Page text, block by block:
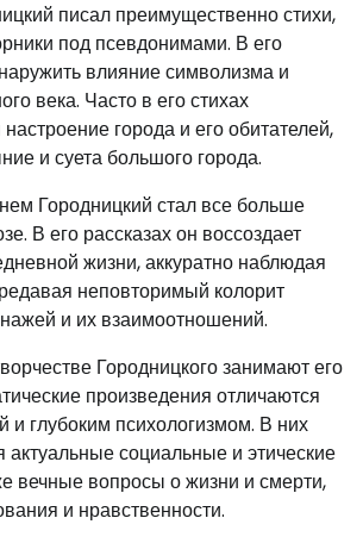
писал преимущественно стихи,
под псевдонимами. В его
влияние символизма и
века. Часто в его стихах
города и его обитателей,
и суета большого города.
Городницкий стал все больше
В его рассказах он воссоздает
жизни, аккуратно наблюдая
неповторимый колорит
и их взаимоотношений.
Городницкого занимают его
произведения отличаются
и глубоким психологизмом. В них
актуальные социальные и этические
вечные вопросы о жизни и смерти,
и нравственности.